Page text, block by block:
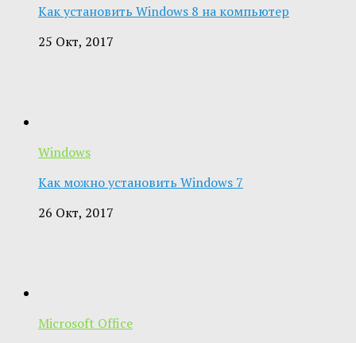
Как установить Windows 8 на компьютер
25 Окт, 2017
Windows
Как можно установить Windows 7
26 Окт, 2017
Microsoft Office